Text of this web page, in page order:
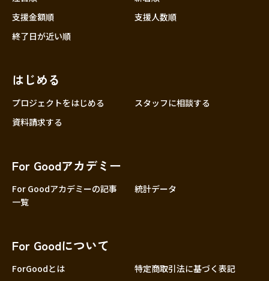
支援金額順
支援人数順
終了日が近い順
はじめる
プロジェクトをはじめる
スタッフに相談する
資料請求する
For Goodアカデミー
For Goodアカデミーの記事
一覧
統計データ
For Goodについて
ForGoodとは
特定商取引法に基づく表記